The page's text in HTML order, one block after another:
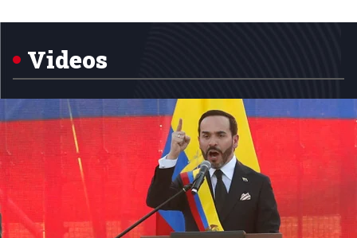
1
Videos